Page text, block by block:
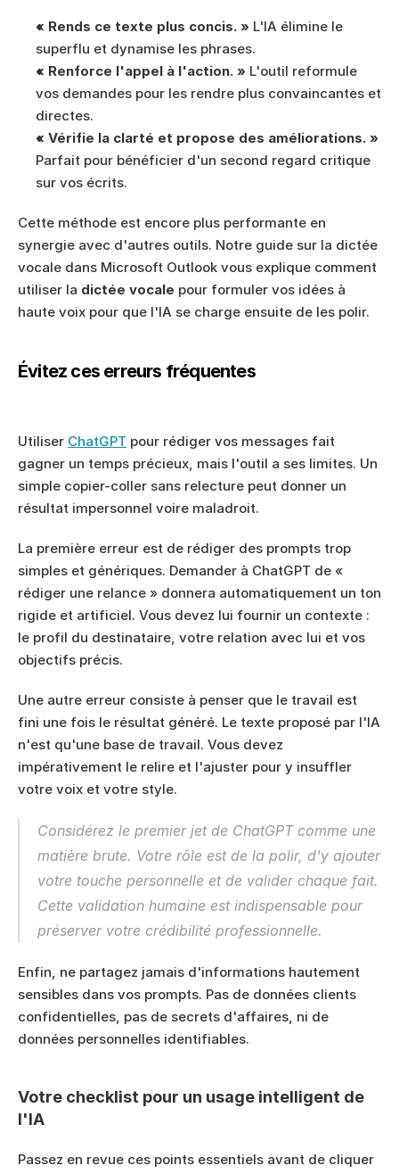
« Rends ce texte plus concis. » L'IA élimine le
superflu et dynamise les phrases.
« Renforce l'appel à l'action. » L'outil reformule
vos demandes pour les rendre plus convaincantes et
directes.
« Vérifie la clarté et propose des améliorations. »
Parfait pour bénéficier d'un second regard critique
sur vos écrits.
Cette méthode est encore plus performante en
synergie avec d'autres outils. Notre guide sur la dictée
vocale dans Microsoft Outlook vous explique comment
utiliser la dictée vocale pour formuler vos idées à
haute voix pour que l'IA se charge ensuite de les polir.
Évitez ces erreurs fréquentes
Utiliser ChatGPT pour rédiger vos messages fait
gagner un temps précieux, mais l'outil a ses limites. Un
simple copier-coller sans relecture peut donner un
résultat impersonnel voire maladroit.
La première erreur est de rédiger des prompts trop
simples et génériques. Demander à ChatGPT de «
rédiger une relance » donnera automatiquement un ton
rigide et artificiel. Vous devez lui fournir un contexte :
le profil du destinataire, votre relation avec lui et vos
objectifs précis.
Une autre erreur consiste à penser que le travail est
fini une fois le résultat généré. Le texte proposé par l'IA
n'est qu'une base de travail. Vous devez
impérativement le relire et l'ajuster pour y insuffler
votre voix et votre style.
Considérez le premier jet de ChatGPT comme une
matière brute. Votre rôle est de la polir, d'y ajouter
votre touche personnelle et de valider chaque fait.
Cette validation humaine est indispensable pour
préserver votre crédibilité professionnelle.
Enfin, ne partagez jamais d'informations hautement
sensibles dans vos prompts. Pas de données clients
confidentielles, pas de secrets d'affaires, ni de
données personnelles identifiables.
Votre checklist pour un usage intelligent de
l'IA
Passez en revue ces points essentiels avant de cliquer